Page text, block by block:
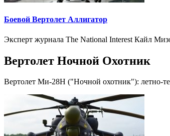
Боевой Вертолет Аллигатор
Эксперт журнала The National Interest Кайл
Вертолет Ночной Охотник
Вертолет Ми-28Н ("Ночной охотник"): летно-